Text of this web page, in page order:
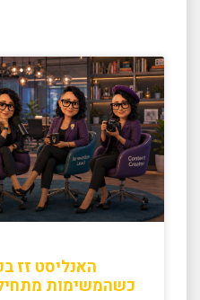
האנליסט זז
כשהמשימות